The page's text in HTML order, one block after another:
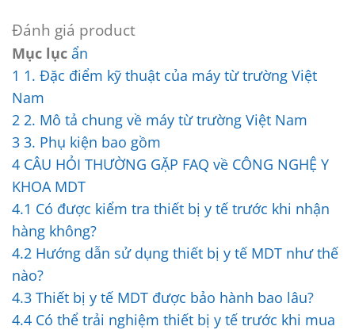
Đánh giá product
Mục lục ẩn
1 1. Đặc điểm kỹ thuật của máy từ trường Việt
Nam
2 2. Mô tả chung về máy từ trường Việt Nam
3 3. Phụ kiện bao gồm
4 CÂU HỎI THƯỜNG GẶP FAQ về CÔNG NGHỆ Y
KHOA MDT
4.1 Có được kiểm tra thiết bị y tế trước khi nhận
hàng không?
4.2 Hướng dẫn sử dụng thiết bị y tế MDT như thế
nào?
4.3 Thiết bị y tế MDT được bảo hành bao lâu?
4.4 Có thể trải nghiệm thiết bị y tế trước khi mua